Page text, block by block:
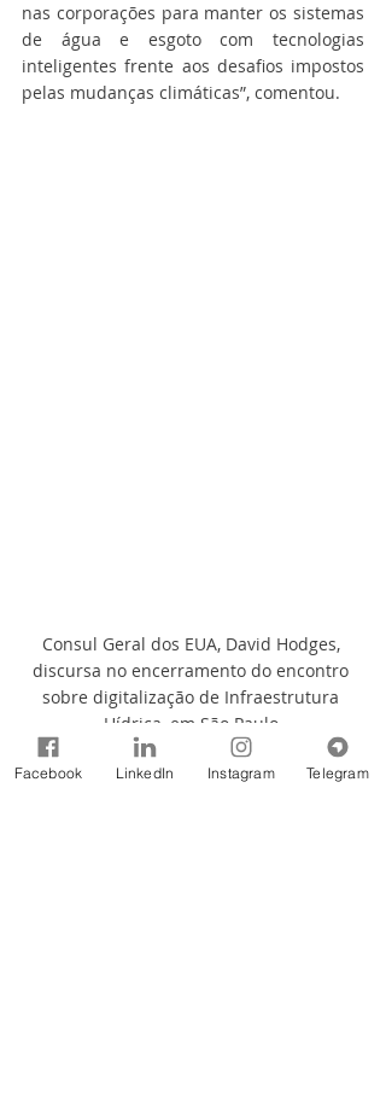
nas corporações para manter os sistemas
de água e esgoto com tecnologias
inteligentes frente aos desafios impostos
pelas mudanças climáticas”, comentou.
Consul Geral dos EUA, David Hodges,
discursa no encerramento do encontro
sobre digitalização de Infraestrutura
Hídrica, em São Paulo.
Fonte: Consórcio PCJ
Facebook LinkedIn Instagram Telegram